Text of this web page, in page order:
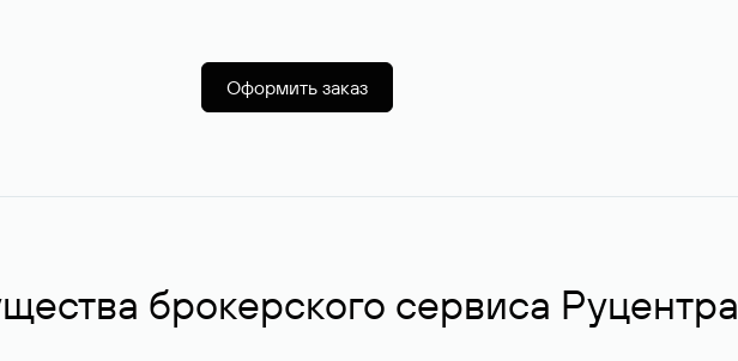
Оформить заказ
брокерского сервиса Руцентра